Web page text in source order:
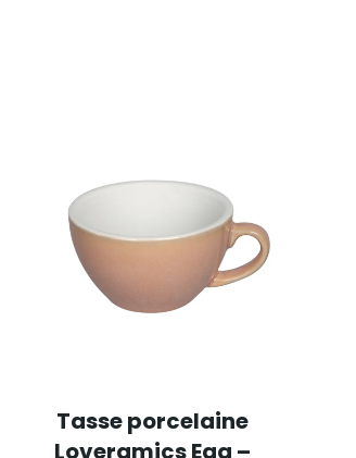
Tasse porcelaine
Loveramics Egg –